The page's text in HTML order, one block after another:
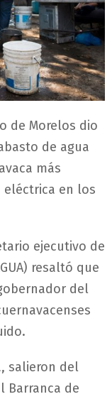
de Morelos dio
de agua
más
en los
ejecutivo de
resaltó que
del
salieron del
Barranca de